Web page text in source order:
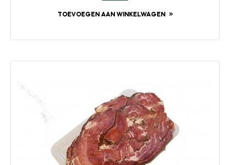
TOEVOEGEN AAN WINKELWAGEN